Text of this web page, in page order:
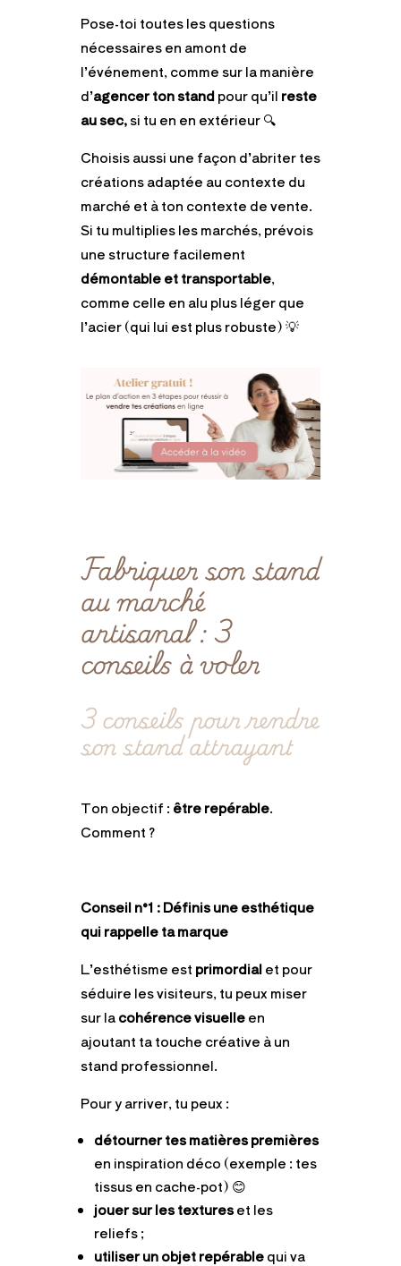
Pose-toi toutes les questions
nécessaires en amont de
l’événement, comme sur la manière
d’agencer ton standpour qu’il reste
au sec,si tu en en extérieur 🔍
Choisis aussi une façon d’abriter tes
créations adaptée au contexte du
marché et à ton contexte de vente.
Si tu multiplies les marchés, prévois
une structure facilement
démontable et transportable,
comme celle en alu plus léger que
l’acier (qui lui est plus robuste) 💡
Fabriquer son stand
au marché
artisanal : 3
conseils à voler
3 conseils pour rendre
son stand attrayant
Ton objectif : être repérable.
Comment ?
Conseil n°1 : Définis une esthétique
qui rappelle ta marque
L’esthétisme est primordialet pour
séduire les visiteurs, tu peux miser
sur lacohérence visuelleen
ajoutant ta touche créative à un
stand professionnel.
Pour y arriver, tu peux :
détourner tes matières premières
en inspiration déco (exemple : tes
tissus en cache-pot) 😊
jouer sur les textureset les
reliefs ;
utiliser un objet repérablequi va